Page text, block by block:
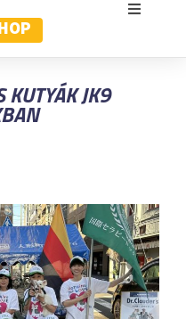
KUTYÁK JK9